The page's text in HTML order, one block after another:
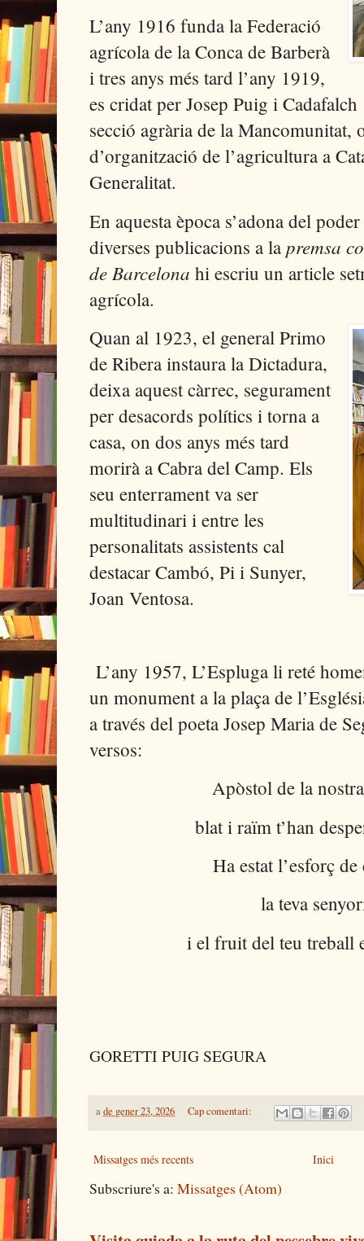
L’any 1916 funda la Federació
agrícola de la Conca de Barberà
i tres anys més tard l’any 1919,
es cridat per Josep Puig i Cadafalch
secció agrària de la Mancomunitat,
d’organització de l’agricultura a
Generalitat.
En aquesta època s’adona del
diverses publicacions a la premsa
de Barcelona hi escriu un article
agrícola.
Quan al 1923, el general Primo
de Ribera instaura la Dictadura,
deixa aquest càrrec, segurament
per desacords polítics i torna a
casa, on dos anys més tard
morirà a Cabra del Camp. Els
seu enterrament va ser
multitudinari i entre les
personalitats assistents cal
destacar Cambó, Pi i Sunyer,
Joan Ventosa.
L’any 1957, L’Espluga li reté
un monument a la plaça de
a través del poeta Josep Maria de
versos:
Apòstol de la
blat i raïm t’han
Ha estat l’esforç de
la teva
i el fruit del teu treball
GORETTI PUIG SEGURA
ade gener 23, 2026 Cap comentari:
Missatges més recents Inici
Subscriure's a: Missatges (Atom)